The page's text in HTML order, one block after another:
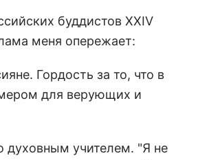
буддистов XXIV
меня опережает:
Гордость за то, что в
для верующих и
духовным учителем. "Я не